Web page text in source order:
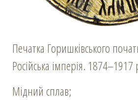
Печатка Горишківського
Російська імперія. 1874–1917
Мідний сплав;